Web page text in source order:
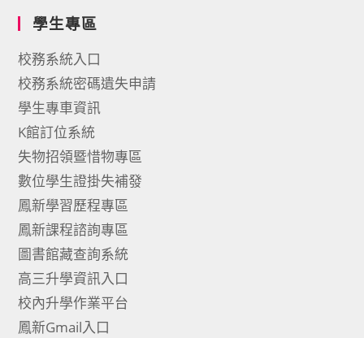
學生專區
校務系統入口
校務系統密碼遺失申請
學生專車資訊
K館訂位系統
失物招領暨惜物專區
數位學生證掛失補發
鳳新學習歷程專區
鳳新課程諮詢專區
圖書館藏查詢系統
高三升學資訊入口
校內升學作業平台
鳳新Gmail入口